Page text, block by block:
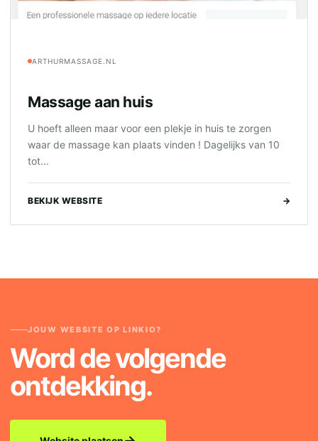
ARTHURMASSAGE.NL
Massage aan huis
U hoeft alleen maar voor een plekje in huis te zorgen
waar de massage kan plaats vinden ! Dagelijks van 10
tot...
BEKIJK WEBSITE →
JOUW WEBSITE OP LINKIO?
Word de volgende
ontdekking.